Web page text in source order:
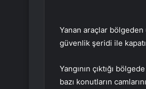
Yanan araçlar bölgeden
güvenlik şeridi ile
Yangının çıktığı
bazı konutların